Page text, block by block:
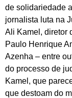
de solidariedade
jornalista luta na
Ali Kamel, diretor
Paulo Henrique
Azenha – entre
do processo de
Kamel, que
que destoam do